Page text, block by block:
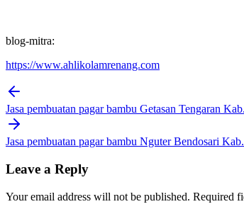
blog-mitra:
https://www.ahlikolamrenang.com
Post
navigation
Jasa pembuatan pagar bambu Getasan Tengaran
Jasa pembuatan pagar bambu Nguter Bendosari
Leave a Reply
Your email address will not be published. Required